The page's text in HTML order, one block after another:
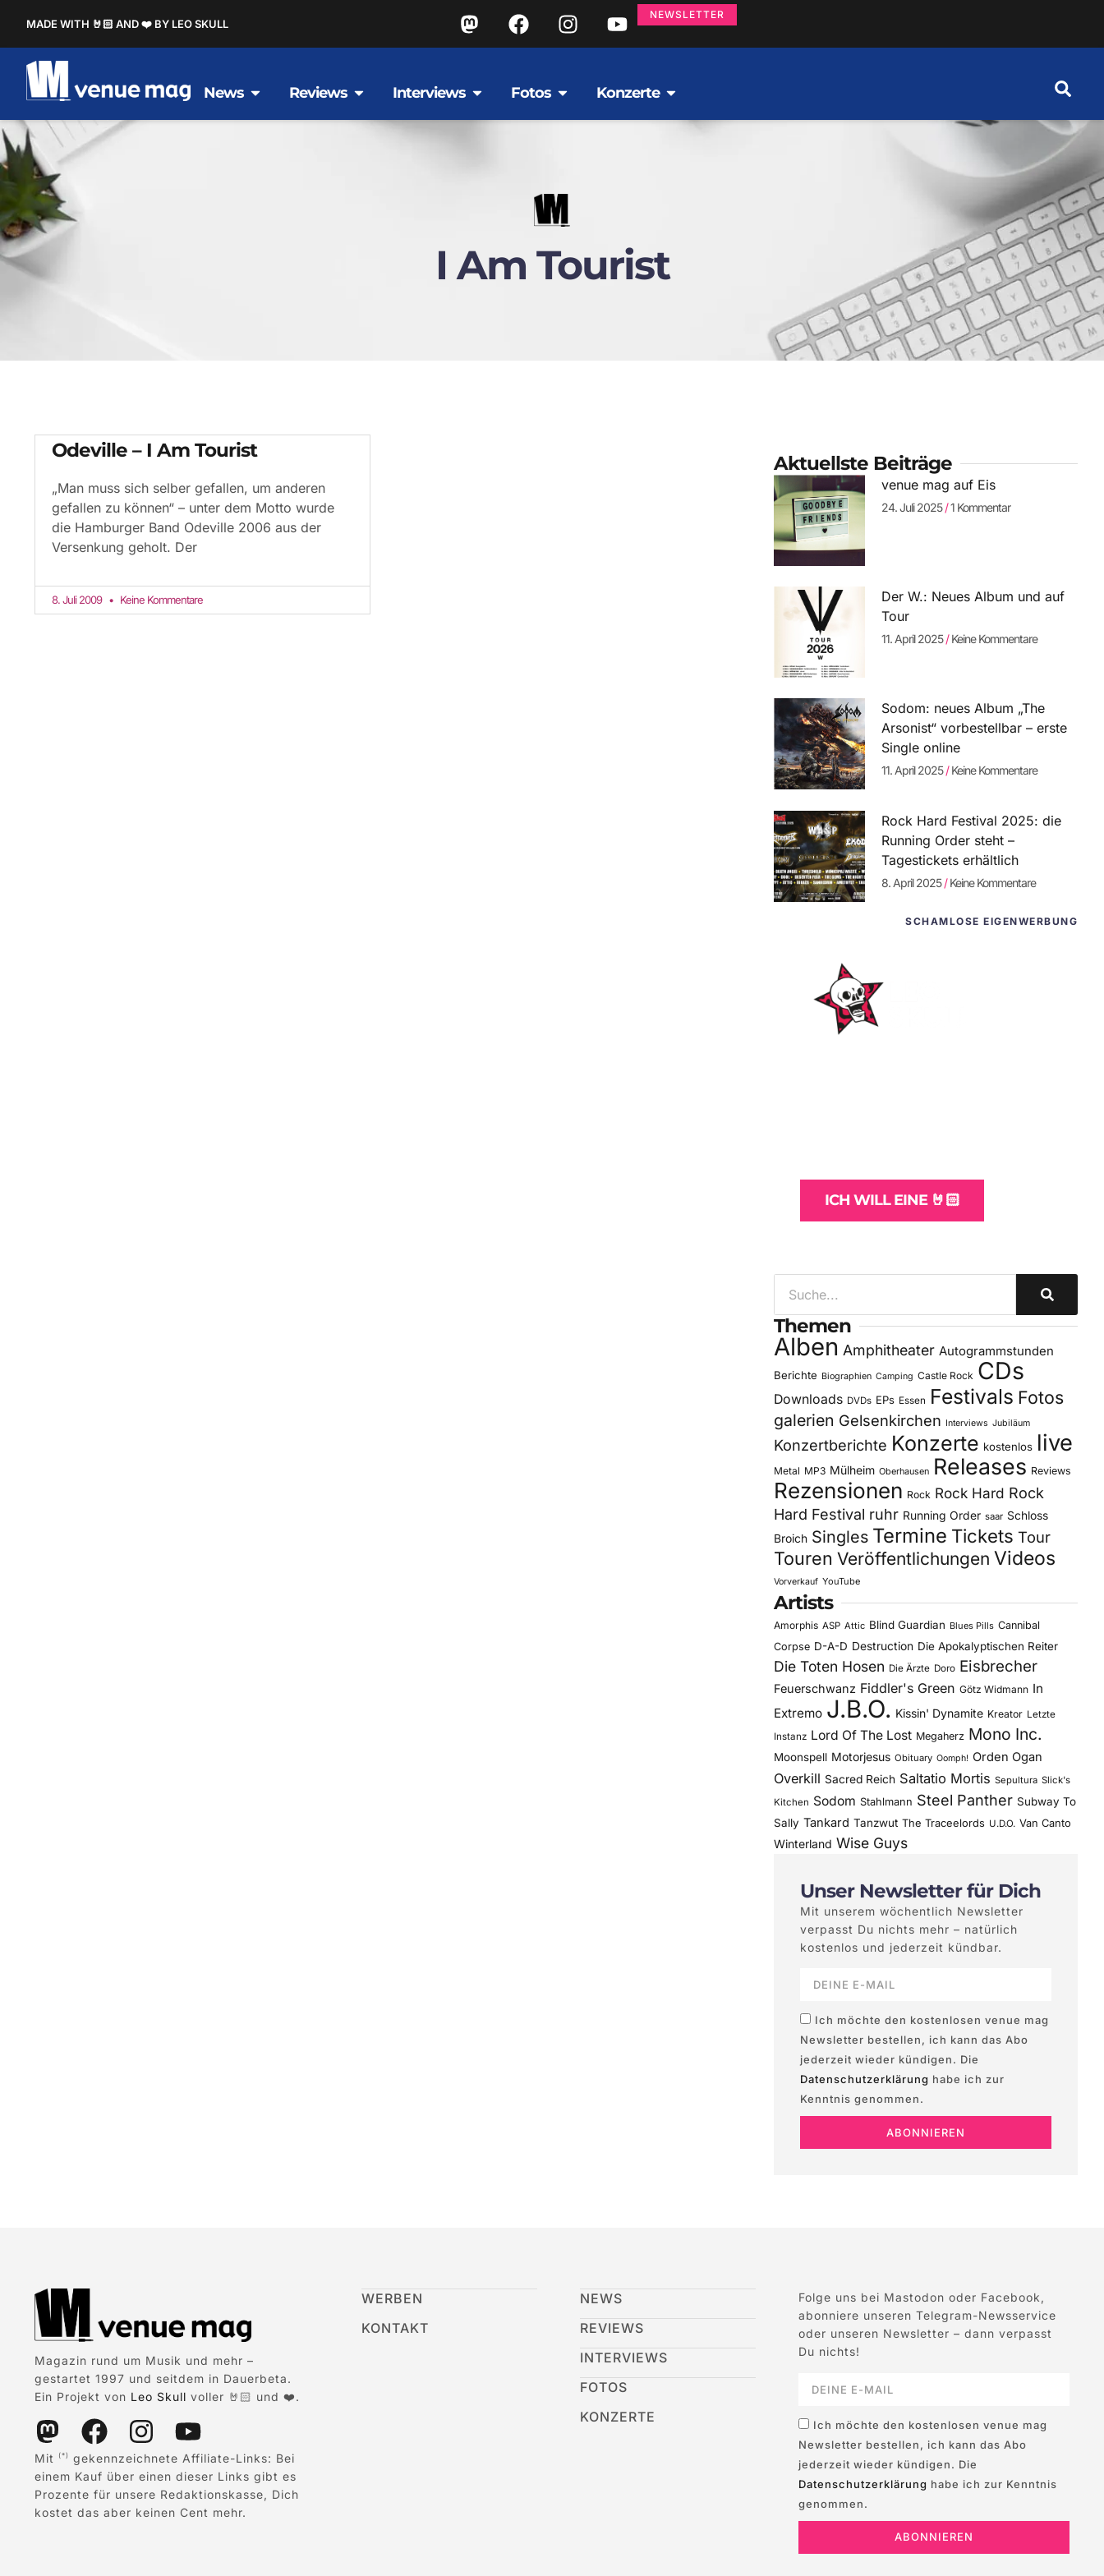
MADE WITH 🤘🏻 AND ❤️ BY LEO SKULL
NEWSLETTER
News Reviews Interviews Fotos Konzerte
I Am Tourist
Odeville – I Am Tourist
„Man muss sich selber gefallen, um anderen
gefallen zu können“ – unter dem Motto wurde
die Hamburger Band Odeville 2006 aus der
Versenkung geholt. Der
8. Juli 2009 Keine Kommentare
Aktuellste Beiträge
venue mag auf Eis
24. Juli 2025 1 Kommentar
Der W.: Neues Album und auf
Tour
11. April 2025 Keine Kommentare
Sodom: neues Album „The
Arsonist“ vorbestellbar – erste
Single online
11. April 2025 Keine Kommentare
Rock Hard Festival 2025: die
Running Order steht –
Tagestickets erhältlich
8. April 2025 Keine Kommentare
SCHAMLOSE EIGENWERBUNG
ICH WILL EINE 🤘🏻
Themen
Alben Amphitheater Autogrammstunden
Berichte Biographien Camping Castle Rock CDs
Downloads DVDs EPs Essen Festivals Fotos
galerien Gelsenkirchen Interviews Jubiläum
Konzertberichte Konzerte kostenlos live
Metal MP3 Mülheim Oberhausen Releases Reviews
Rezensionen Rock Rock Hard Rock
Hard Festival ruhr Running Order saar Schloss
Broich Singles Termine Tickets Tour
Touren Veröffentlichungen Videos
Vorverkauf YouTube
Artists
Amorphis ASP Attic Blind Guardian Blues Pills Cannibal
Corpse D-A-D Destruction Die Apokalyptischen Reiter
Die Toten Hosen Die Ärzte Doro Eisbrecher
Feuerschwanz Fiddler's Green Götz Widmann In
Extremo J.B.O. Kissin' Dynamite Kreator Letzte
Instanz Lord Of The Lost Megaherz Mono Inc.
Moonspell Motorjesus Obituary Oomph! Orden Ogan
Overkill Sacred Reich Saltatio Mortis Sepultura Slick's
Kitchen Sodom Stahlmann Steel Panther Subway To
Sally Tankard Tanzwut The Traceelords U.D.O. Van Canto
Winterland Wise Guys
Unser Newsletter für Dich
Mit unserem wöchentlich Newsletter
verpasst Du nichts mehr – natürlich
kostenlos und jederzeit kündbar.
Ich möchte den kostenlosen venue mag
Newsletter bestellen, ich kann das Abo
jederzeit wieder kündigen. Die
Datenschutzerklärung habe ich zur
Kenntnis genommen.
ABONNIEREN
Magazin rund um Musik und mehr –
gestartet 1997 und seitdem in Dauerbeta.
Ein Projekt von Leo Skull voller 🤘🏻 und ❤️.
Mit (*)
gekennzeichnete Affiliate-Links: Bei
einem Kauf über einen dieser Links gibt es
Prozente für unsere Redaktionskasse, Dich
kostet das aber keinen Cent mehr.
WERBEN
KONTAKT
NEWS
REVIEWS
INTERVIEWS
FOTOS
KONZERTE
Folge uns bei Mastodon oder Facebook,
abonniere unseren Telegram-Newsservice
oder unseren Newsletter – dann verpasst
Du nichts!
Ich möchte den kostenlosen venue mag
Newsletter bestellen, ich kann das Abo
jederzeit wieder kündigen. Die
Datenschutzerklärung habe ich zur Kenntnis
genommen.
ABONNIEREN